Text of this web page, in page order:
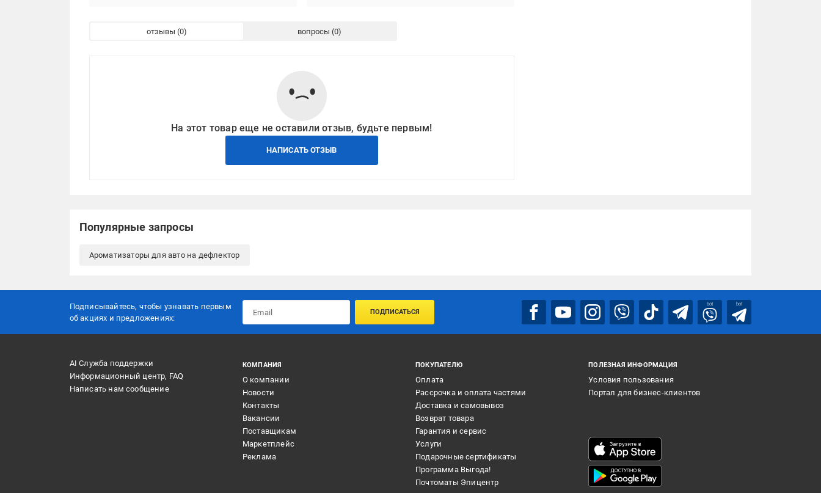
отзывы вопросы
На этот товар еще не оставили отзыв, будьте первым!
НАПИСАТЬ ОТЗЫВ
Популярные запросы
Ароматизаторы для авто на дефлектор
Подписывайтесь, чтобы узнавать первым
об акцияx и предложениях:
ПОДПИСАТЬСЯ
bot bot
AI Служба поддержки
Информационный центр, FAQ
Написать нам сообщение
КОМПАНИЯ
О компании
Новости
Контакты
Вакансии
Поставщикам
Маркетплейс
Реклама
ПОКУПАТЕЛЮ
Оплата
Рассрочка и оплата частями
Доставка и самовывоз
Возврат товара
Гарантия и сервис
Услуги
Подарочные сертификаты
Программа Выгода!
Почтоматы Эпицентр
ПОЛЕЗНАЯ ИНФОРМАЦИЯ
Условия пользования
Портал для бизнес-клиентов